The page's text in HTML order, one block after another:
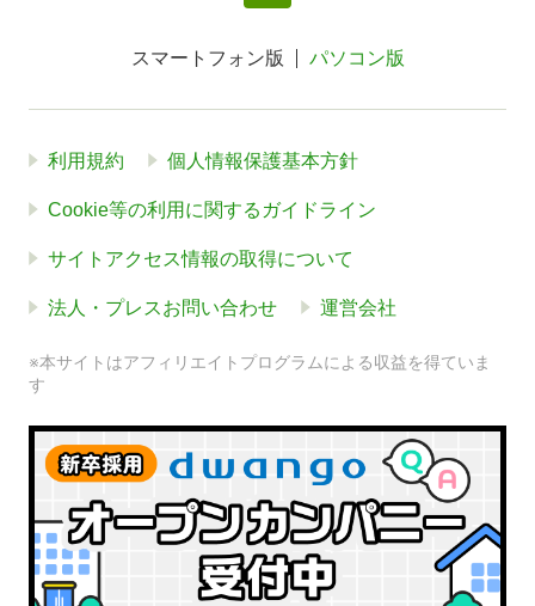
スマートフォン版 パソコン版
利用規約 個人情報保護基本方針
Cookie等の利用に関するガイドライン
サイトアクセス情報の取得について
法人・プレスお問い合わせ 運営会社
※本サイトはアフィリエイトプログラムによる収益を得ていま
す